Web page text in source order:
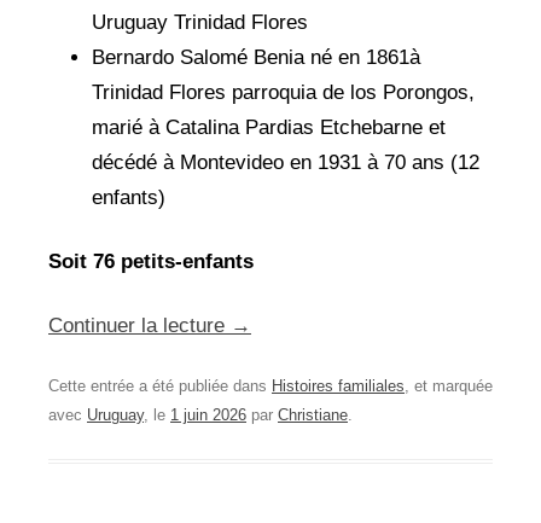
Uruguay Trinidad Flores
Bernardo Salomé Benia né en 1861à
Trinidad Flores parroquia de los Porongos,
marié à Catalina Pardias Etchebarne et
décédé à Montevideo en 1931 à 70 ans (12
enfants)
Soit 76 petits-enfants
Continuer la lecture →
Cette entrée a été publiée dans Histoires familiales, et marquée
avec Uruguay, le 1 juin 2026 par Christiane.